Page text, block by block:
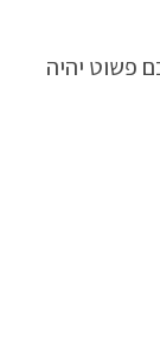
פשוט יהיה